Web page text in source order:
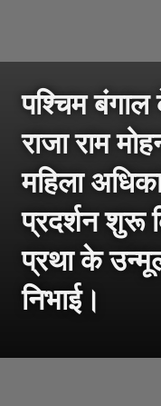
पश्चिम
राजा राम
महिला
प्रदर्शन शुरू
प्रथा के
निभाई।